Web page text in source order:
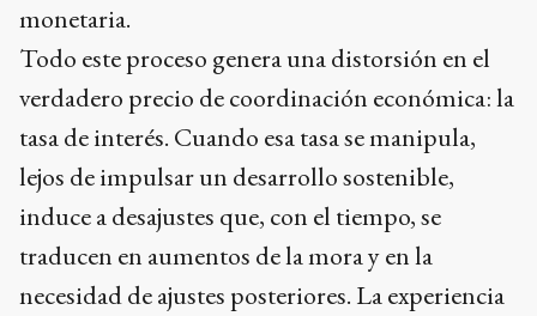
monetaria.
Todo este proceso genera una distorsión en el
verdadero precio de coordinación económica: la
tasa de interés. Cuando esa tasa se manipula,
lejos de impulsar un desarrollo sostenible,
induce a desajustes que, con el tiempo, se
traducen en aumentos de la mora y en la
necesidad de ajustes posteriores. La experiencia